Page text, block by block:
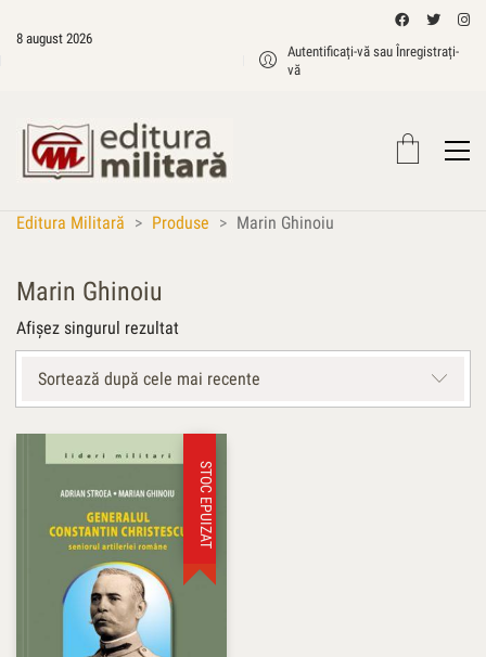
8 august 2026
Autentificați-vă sau Înregistrați-
vă
Editura Militară > Produse > Marin Ghinoiu
Marin Ghinoiu
Afișez singurul rezultat
Sortează după cele mai recente
STOC EPUIZAT